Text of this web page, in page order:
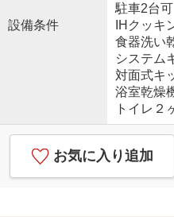
設備条件
駐車2台可
IHクッキ
食器洗い
システム
対面式キ
浴室乾燥
トイレ２
お気に入り追加